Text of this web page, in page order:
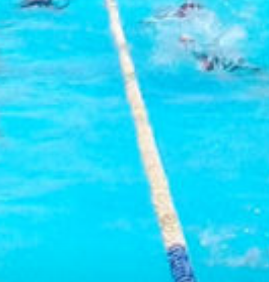
: Attempt to read property "cat_name" on null in